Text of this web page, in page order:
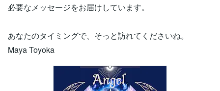
必要なメッセージをお届けしています。
あなたのタイミングで、そっと訪れてくださいね。
Maya Toyoka